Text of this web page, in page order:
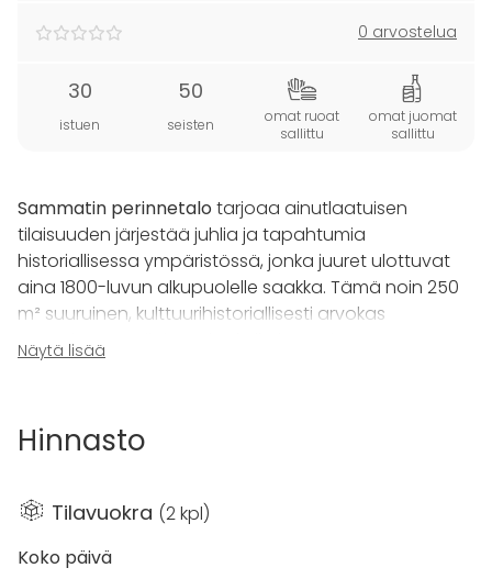
0 arvostelua
30
istuen
50
seisten
omat ruoat
sallittu
omat juomat
sallittu
Sammatin perinnetalo tarjoaa ainutlaatuisen
tilaisuuden järjestää juhlia ja tapahtumia
historiallisessa ympäristössä, jonka juuret ulottuvat
aina 1800-luvun alkupuolelle saakka. Tämä noin 250
m² suuruinen, kulttuurihistoriallisesti arvokas
päärakennus sijaitsee keskellä kauneinta
kansallisromanttista maisemaa, tarjoten rauhalliset ja
neliömetrin suuruinen juhlasali, joka soveltuu
yritystapahtumiinkin. Kaikki tilat sijaitsevat kätevästi
yhdessä tasossa, ja juhlasalin lisäksi käytettävissä on
keittiö, kylpyhuone sekä kolme muuta huonetta, jotka
Näytä lisää
Hinnasto
Tilavuokra (2 kpl)
Koko päivä